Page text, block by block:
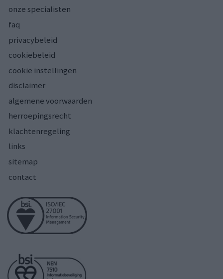
onze specialisten
faq
privacybeleid
cookiebeleid
cookie instellingen
disclaimer
algemene voorwaarden
herroepingsrecht
klachtenregeling
links
sitemap
contact